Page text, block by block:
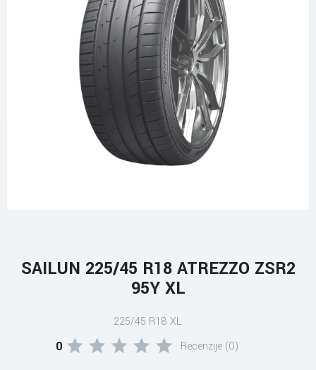
SAILUN 225/45 R18 ATREZZO ZSR2
95Y XL
225/45 R18 XL
0 Recenzije (0)